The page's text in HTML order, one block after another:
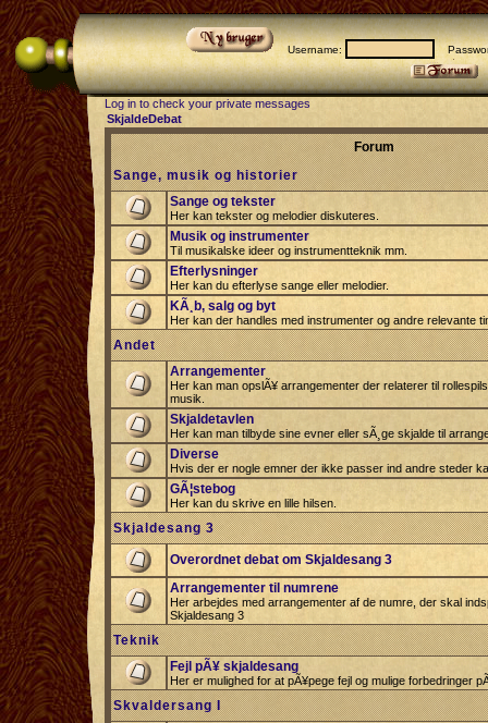
Username:
Log in to check your private messages
SkjaldeDebat
Forum
Sange, musik og historier
Sange og tekster
Her kan tekster og melodier diskuteres.
Musik og instrumenter
Til musikalske ideer og instrumentteknik mm.
Efterlysninger
Her kan du efterlyse sange eller melodier.
KÃ¸b, salg og byt
Her kan der handles med instrumenter og andre relevante
Andet
Arrangementer
Her kan man opslÃ¥ arrangementer der relaterer til
musik.
Skjaldetavlen
Her kan man tilbyde sine evner eller sÃ¸ge skjalde til
Diverse
Hvis der er nogle emner der ikke passer ind andre steder
GÃ¦stebog
Her kan du skrive en lille hilsen.
Skjaldesang 3
Overordnet debat om Skjaldesang 3
Arrangementer til numrene
Her arbejdes med arrangementer af de numre, der skal
Skjaldesang 3
Teknik
Fejl pÃ¥ skjaldesang
Her er mulighed for at pÃ¥pege fejl og mulige forbedringer
Skvaldersang I